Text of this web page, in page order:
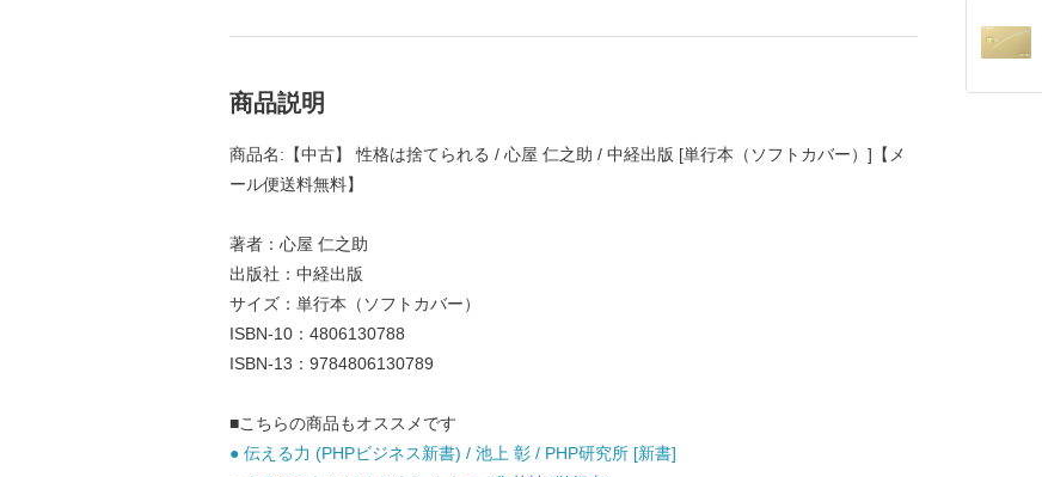
商品説明
商品名:【中古】 性格は捨てられる / 心屋 仁之助 / 中経出版 [単行本（ソフトカバー）]【メ
ール便送料無料】
著者：心屋 仁之助
出版社：中経出版
サイズ：単行本（ソフトカバー）
ISBN-10：4806130788
ISBN-13：9784806130789
■こちらの商品もオススメです
● 伝える力 (PHPビジネス新書) / 池上 彰 / PHP研究所 [新書]